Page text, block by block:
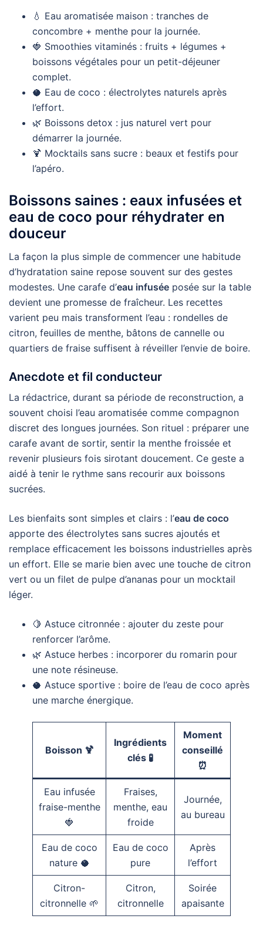
💧 Eau aromatisée maison : tranches de
concombre + menthe pour la journée.
🍓 Smoothies vitaminés : fruits + légumes +
boissons végétales pour un petit-déjeuner
complet.
🥥 Eau de coco : électrolytes naturels après
l’effort.
🌿 Boissons detox : jus naturel vert pour
démarrer la journée.
🍹 Mocktails sans sucre : beaux et festifs pour
l’apéro.
Boissons saines : eaux infusées et
eau de coco pour réhydrater en
douceur
La façon la plus simple de commencer une habitude
d’hydratation saine repose souvent sur des gestes
modestes. Une carafe d’eau infusée posée sur la table
devient une promesse de fraîcheur. Les recettes
varient peu mais transforment l’eau : rondelles de
citron, feuilles de menthe, bâtons de cannelle ou
quartiers de fraise suffisent à réveiller l’envie de boire.
Anecdote et fil conducteur
La rédactrice, durant sa période de reconstruction, a
souvent choisi l’eau aromatisée comme compagnon
discret des longues journées. Son rituel : préparer une
carafe avant de sortir, sentir la menthe froissée et
revenir plusieurs fois sirotant doucement. Ce geste a
aidé à tenir le rythme sans recourir aux boissons
sucrées.
Les bienfaits sont simples et clairs : l’eau de coco
apporte des électrolytes sans sucres ajoutés et
remplace efficacement les boissons industrielles après
un effort. Elle se marie bien avec une touche de citron
vert ou un filet de pulpe d’ananas pour un mocktail
léger.
🍋 Astuce citronnée : ajouter du zeste pour
renforcer l’arôme.
🌿 Astuce herbes : incorporer du romarin pour
une note résineuse.
🥥 Astuce sportive : boire de l’eau de coco après
une marche énergique.
Boisson 🍹
Ingrédients
clés 🧪
Moment
conseillé
⏰
Eau infusée
fraise-menthe
🍓
Fraises,
menthe, eau
froide
Journée,
au bureau
Eau de coco
nature 🥥
Eau de coco
pure
Après
l’effort
Citron-
citronnelle 🌱
Citron,
citronnelle
Soirée
apaisante